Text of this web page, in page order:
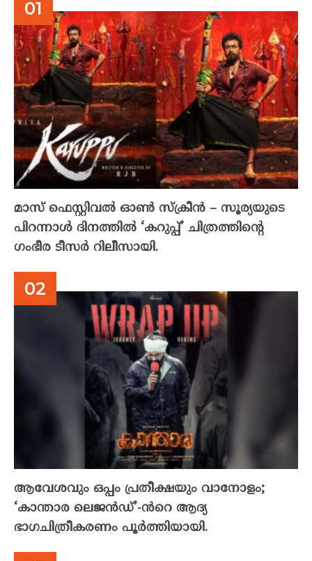
മാസ് ഫെസ്റ്റിവൽ ഓൺ സ്‌ക്രീൻ – സൂര്യയുടെ
പിറന്നാൾ ദിനത്തിൽ ‘കറുപ്പ്’ ചിത്രത്തിന്റെ
ഗംഭീര ടീസർ റിലീസായി.
ആവേശവും ഒപ്പം പ്രതീക്ഷയും വാനോളം;
‘കാന്താര ലെജൻഡ്’-ൻറെ ആദ്യ
ഭാഗചിത്രീകരണം പൂർത്തിയായി.